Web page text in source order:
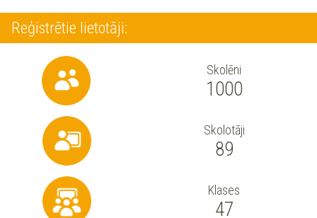
Reģistrētie lietotāji:
Skolēni
1000
Skolotāji
89
Klases
47